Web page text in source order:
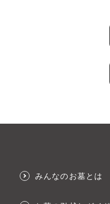
みんなのお墓とは